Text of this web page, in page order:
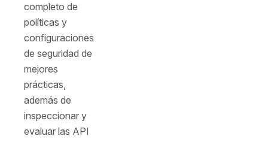
completo de
políticas y
configuraciones
de seguridad de
mejores
prácticas,
además de
inspeccionar y
evaluar las API